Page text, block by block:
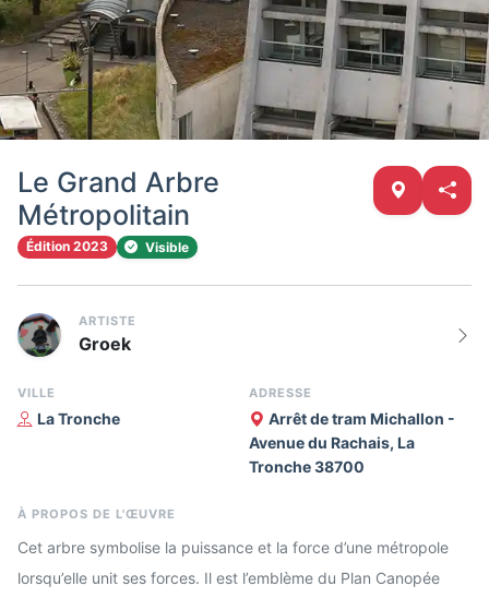
Le Grand Arbre
Métropolitain
Édition 2023 Visible
ARTISTE
Groek
VILLE
La Tronche
ADRESSE
Arrêt de tram Michallon -
Avenue du Rachais, La
Tronche 38700
À PROPOS DE L'ŒUVRE
Cet arbre symbolise la puissance et la force d’une métropole
lorsqu’elle unit ses forces. Il est l’emblème du Plan Canopée